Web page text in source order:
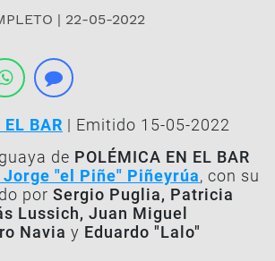
| 22-05-2022
BAR | Emitido 15-05-2022
de POLÉMICA EN EL BAR
Jorge "el Piñe" Piñeyrúa, con su
por Sergio Puglia, Patricia
Lussich, Juan Miguel
Navia y Eduardo "Lalo"